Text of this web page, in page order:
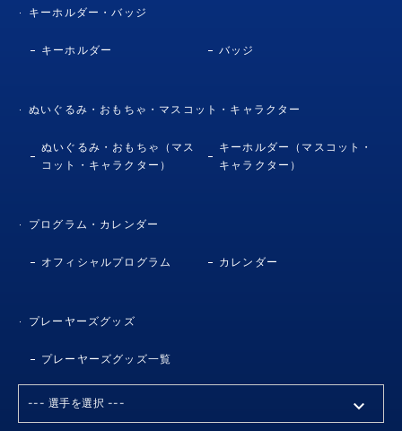
キーホルダー・バッジ
キーホルダー バッジ
ぬいぐるみ・おもちゃ・マスコット・キャラクター
ぬいぐるみ・おもちゃ（マス
コット・キャラクター）
キーホルダー（マスコット・
キャラクター）
プログラム・カレンダー
オフィシャルプログラム カレンダー
プレーヤーズグッズ
プレーヤーズグッズ一覧